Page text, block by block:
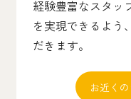
経験豊富なスタッ
を実現できるよう
だきます。
お近く